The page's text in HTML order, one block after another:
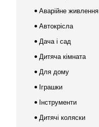
Аварійне живлення
Автокрісла
Дача і сад
Дитяча кімната
Для дому
Іграшки
Інструменти
Дитячі коляски